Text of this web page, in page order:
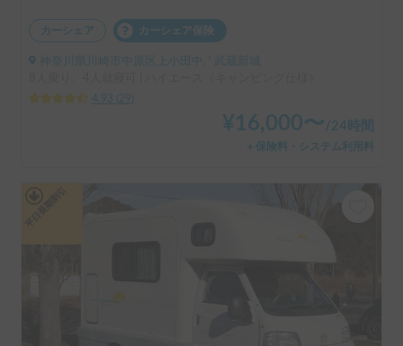
カーシェア カーシェア保険
神奈川県川崎市中原区上小田中, ' 武蔵新城
4.93
29
¥ 16,000〜/24時間
＋保険料・システム利用料